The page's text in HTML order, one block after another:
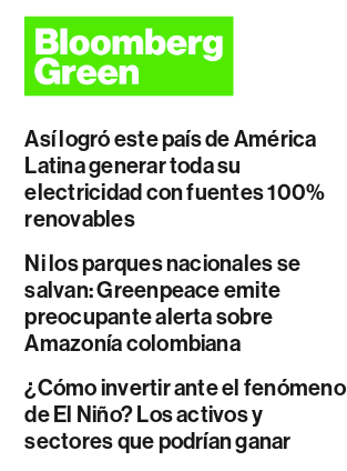
Así logró este país de América
Latina generar toda su
electricidad con fuentes 100%
renovables
Ni los parques nacionales se
salvan: Greenpeace emite
preocupante alerta sobre
Amazonía colombiana
¿Cómo invertir ante el fenómeno
de El Niño? Los activos y
sectores que podrían ganar